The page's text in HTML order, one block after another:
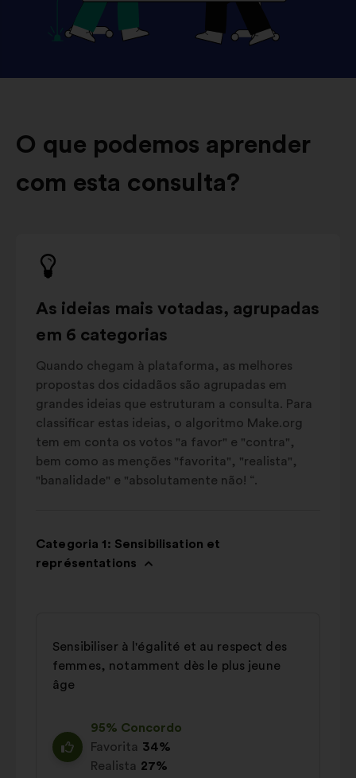
O que podemos aprender
com esta consulta?
As ideias mais votadas, agrupadas
em 6 categorias
Quando chegam à plataforma, as melhores
propostas dos cidadãos são agrupadas em
grandes ideias que estruturam a consulta. Para
classificar estas ideias, o algoritmo Make.org
tem em conta os votos "a favor" e "contra",
bem como as menções "favorita", "realista",
"banalidade" e "absolutamente não! “.
Categoria 1: Sensibilisation et
représentations
Sensibiliser à l'égalité et au respect des
femmes, notamment dès le plus jeune
âge
95% Concordo
Favorita 34%
Realista 27%